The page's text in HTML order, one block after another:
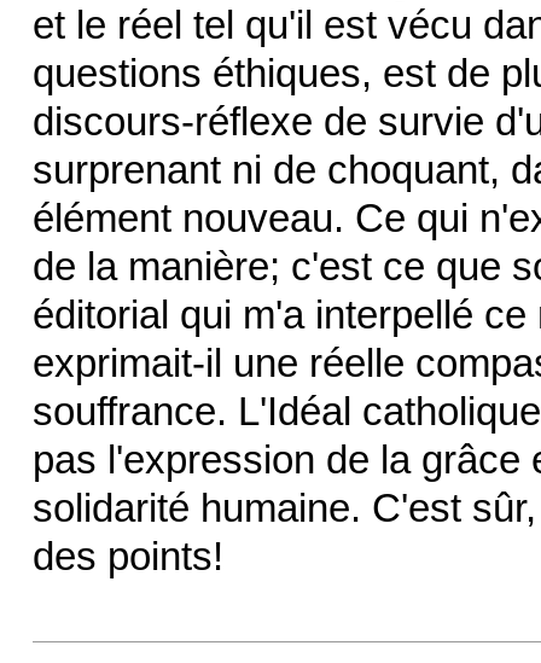
et le réel tel qu'il est vécu
questions éthiques, est de
discours-réflexe de survie
surprenant ni de choquant,
élément nouveau. Ce qui
de la manière; c'est ce que
éditorial qui m'a interpellé
exprimait-il une réelle
souffrance. L'Idéal
pas l'expression de la grâce
solidarité humaine. C'est
des points!